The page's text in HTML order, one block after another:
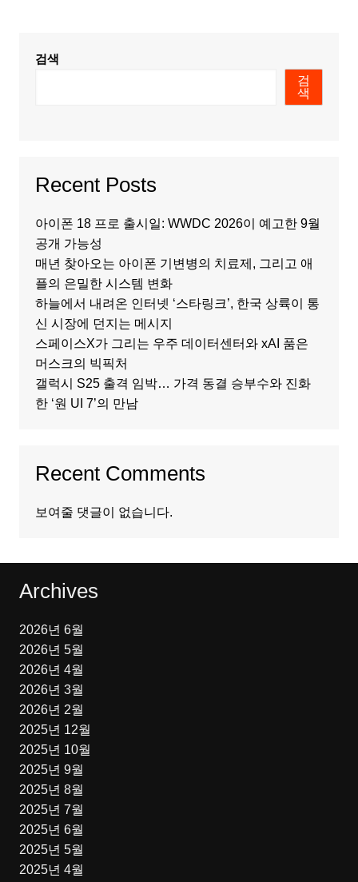
검색
검
색
Recent Posts
아이폰 18 프로 출시일: WWDC 2026이 예고한 9월
공개 가능성
매년 찾아오는 아이폰 기변병의 치료제, 그리고 애
플의 은밀한 시스템 변화
하늘에서 내려온 인터넷 ‘스타링크’, 한국 상륙이 통
신 시장에 던지는 메시지
스페이스X가 그리는 우주 데이터센터와 xAI 품은
머스크의 빅픽처
갤럭시 S25 출격 임박… 가격 동결 승부수와 진화
한 ‘원 UI 7’의 만남
Recent Comments
보여줄 댓글이 없습니다.
Archives
2026년 6월
2026년 5월
2026년 4월
2026년 3월
2026년 2월
2025년 12월
2025년 10월
2025년 9월
2025년 8월
2025년 7월
2025년 6월
2025년 5월
2025년 4월